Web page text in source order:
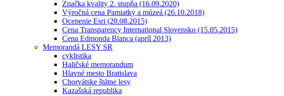
Značka kvality 2. stupňa (16.09.2020)
Výročná cena Pamiatky a múzeá (26.10.2018)
Ocenenie Esri (20.08.2015)
Cena Transparency International Slovensko (15.05.2015)
Cena Edmonda Blanca (apríl 2013)
Memorandá LESY SR
cyklistika
Haličské memorandum
Hlavné mesto Bratislava
Chorvátske štátne lesy
Kazašská republika